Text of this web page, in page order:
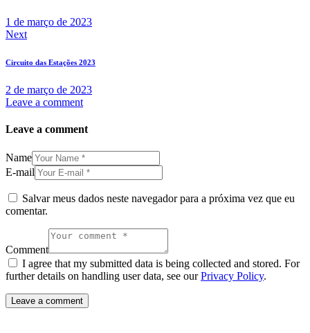
1 de março de 2023
Next
Circuito das Estações 2023
2 de março de 2023
Leave a comment
Leave a comment
Name
E-mail
Salvar meus dados neste navegador para a próxima vez que eu
comentar.
Comment
I agree that my submitted data is being collected and stored. For
further details on handling user data, see ourPrivacy Policy.